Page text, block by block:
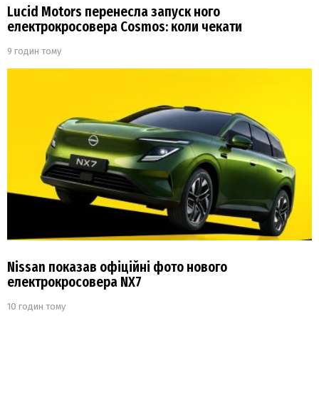
Lucid Motors перенесла запуск ного
електрокросовера Cosmos: коли чекати
9 годин тому
Nissan показав офіційні фото нового
електрокросовера NX7
10 годин тому